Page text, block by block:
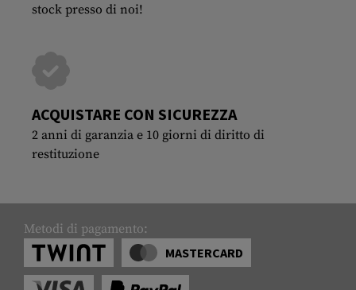
stock presso di noi!
ACQUISTARE CON SICUREZZA
2 anni di garanzia e 10 giorni di diritto di
restituzione
Metodi di pagamento:
MASTERCARD